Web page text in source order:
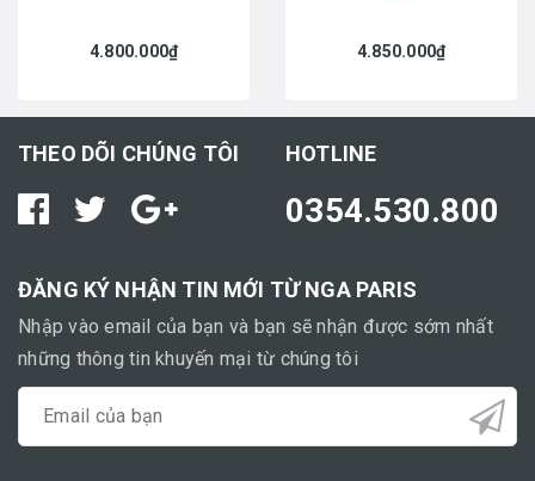
4.800.000₫ 4.850.000₫
THEO DÕI CHÚNG TÔI HOTLINE
0354.530.800
ĐĂNG KÝ NHẬN TIN MỚI TỪ NGA PARIS
Nhập vào email của bạn và bạn sẽ nhận được sớm nhất
những thông tin khuyến mại từ chúng tôi